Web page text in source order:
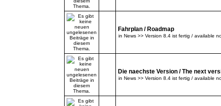
Fahrplan / Roadmap
in News >> Version 8.4 ist fertig / available
Die naechste Version / The next
in News >> Version 8.4 ist fertig / available